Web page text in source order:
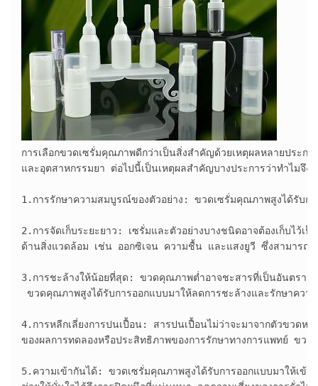
การเลือกขวดเซรั่มคุณภาพดีกว่าเป็นสิ่งสำคัญด้วยเหตุผลหลายประ
และอุตสาหกรรมยา ต่อไปนี้เป็นเหตุผลสำคัญบางประการว่าทำไมจึ
1.การรักษาความสมบูรณ์ของตัวอย่าง: ขวดเซรั่มคุณภาพสูงได้รับกา
2.การจัดเก็บระยะยาว: เซรั่มและตัวอย่างบางชนิดอาจต้องเก็บไว้
ด้านสิ่งแวดล้อม เช่น ออกซิเจน ความชื้น และแสงยูวี ซึ่งสามารถย่อ
3.การชะล้างให้น้อยที่สุด: ขวดคุณภาพต่ำอาจชะสารที่เป็นอันตราย
ขวดคุณภาพสูงได้รับการออกแบบมาให้ลดการชะล้างและรักษาควา
4.การหลีกเลี่ยงการปนเปื้อน: สารปนเปื้อนไม่ว่าจะมาจากตัวขวดห
ของผลการทดลองหรือประสิทธิภาพของการรักษาทางการแพทย์ ขว
5.ความเข้ากันได้: ขวดเซรั่มคุณภาพสูงได้รับการออกแบบมาให้เ